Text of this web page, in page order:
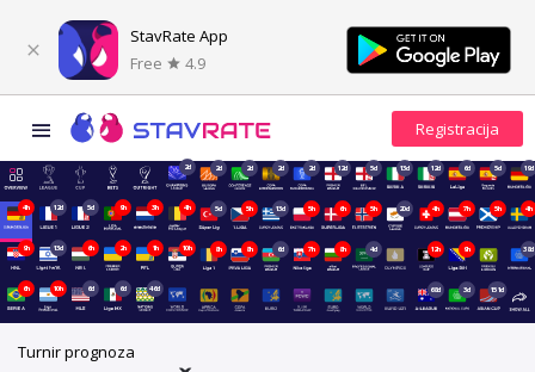
StavRate App
Free
4.9
2d 2d 2d 2d 2d 12d 5d 13d 12d 6d 5d 19d
4h 12d 5d 9h 3h 4h 5d 5h 13d 5h 6h 5h 20d 4h 7h 5h 4h
9h 13d 6h 2h 1h 10h 8h 8h 6d 7h 8h 4d 12h 9h 38d
6h 10h 6d 6d 46d 68d 3d 151d
Turnir prognoza